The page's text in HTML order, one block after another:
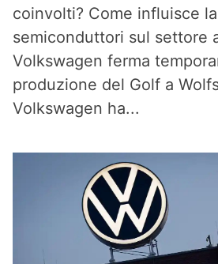
coinvolti? Come influisce
semiconduttori sul settore
Volkswagen ferma
produzione del Golf a
Volkswagen ha...